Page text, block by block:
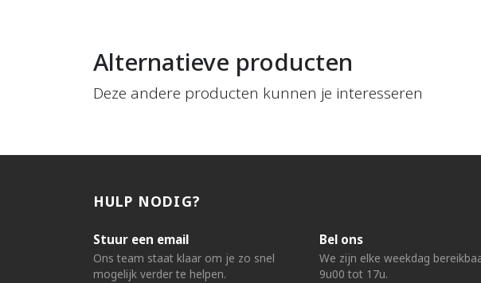
Alternatieve producten
Deze andere producten kunnen je interesseren
HULP NODIG?
Stuur een email
Ons team staat klaar om je zo snel
mogelijk verder te helpen.
Bel ons
We zijn elke weekdag
9u00 tot 17u.